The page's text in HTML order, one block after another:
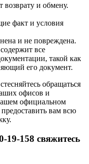
и обмену.
факт и условия
и не повреждена.
все
такой как
его документ.
обращаться
офисов и
официальном
вам всю
19-158 свяжитесь